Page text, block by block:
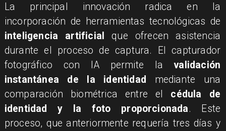
​La principal innovación radica en la
incorporación de herramientas tecnológicas de
inteligencia artificialque ofrecen asistencia
durante el proceso de captura. El capturador
fotográfico con IA permite lavalidación
instantánea de la identidad mediante una
comparación biométrica entre el cédula de
identidad y la foto proporcionada. Este
proceso, que anteriormente requería tres días y